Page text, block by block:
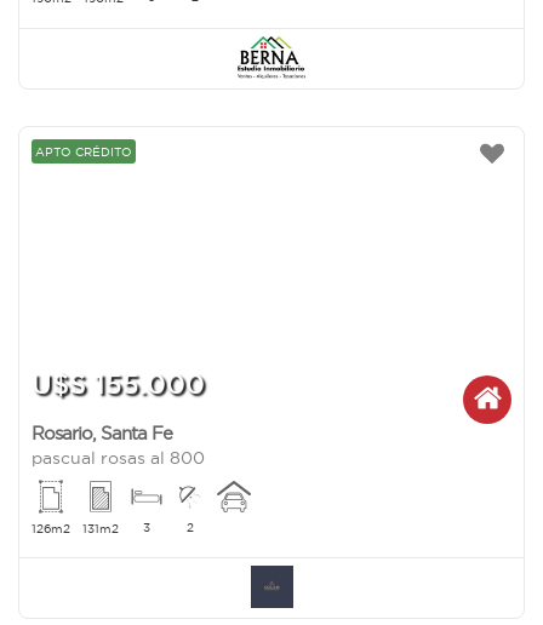
APTO CRÉDITO
U$S 155.000
Rosario, Santa Fe
pascual rosas al 800
126m2 131m2 3 2